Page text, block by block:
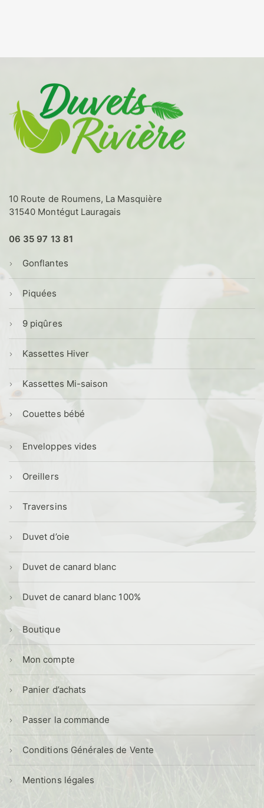
peuvent
être
choisies
sur
la
10 Route de Roumens, La Masquière
31540 Montégut Lauragais
06 35 97 13 81
Gonflantes
Piquées
9 piqûres
Kassettes Hiver
Kassettes Mi-saison
Couettes bébé
Enveloppes vides
Oreillers
Traversins
Duvet d’oie
Duvet de canard blanc
Duvet de canard blanc 100%
Boutique
Mon compte
Panier d’achats
Passer la commande
Conditions Générales de Vente
Mentions légales